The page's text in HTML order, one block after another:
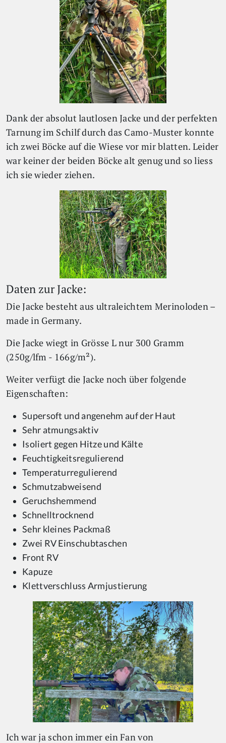
Dank der absolut lautlosen Jacke und der perfekten
Tarnung im Schilf durch das Camo-Muster konnte
ich zwei Böcke auf die Wiese vor mir blatten. Leider
war keiner der beiden Böcke alt genug und so liess
ich sie wieder ziehen.
Daten zur Jacke:
Die Jacke besteht aus ultraleichtem Merinoloden –
made in Germany.
Die Jacke wiegt in Grösse L nur 300 Gramm
(250g/lfm - 166g/m²).
Weiter verfügt die Jacke noch über folgende
Eigenschaften:
Supersoft und angenehm auf der Haut
Sehr atmungsaktiv
Isoliert gegen Hitze und Kälte
Feuchtigkeitsregulierend
Temperaturregulierend
Schmutzabweisend
Geruchshemmend
Schnelltrocknend
Sehr kleines Packmaß
Zwei RV Einschubtaschen
Front RV
Kapuze
Klettverschluss Armjustierung
Ich war ja schon immer ein Fan von